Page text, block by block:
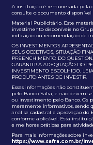
A instituição é remunerada pela
consulte o documento disponível
Material Publicitário. Este
investimento disponíveis no
indicação ou recomendação de
OS INVESTIMENTOS
SEUS OBJETIVOS, SITUAÇÃO
PREENCHIMENTO DO
GARANTIR A ADEQUAÇÃO DO
INVESTIMENTO ESCOLHIDO.
PRODUTO ANTES DE INVESTIR.
Essas informações não
pelo Banco Safra, e não devem
ou investimento pelo Banco. Os
meramente informativos, sendo
análise cadastral e aprovação do
conforme aplicável. Esta
e melhores práticas para
Para mais informações sobre
https://www.safra.com.br/